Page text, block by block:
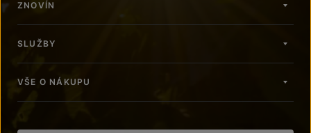
ZNOVÍN
SLUŽBY
VŠE O NÁKUPU